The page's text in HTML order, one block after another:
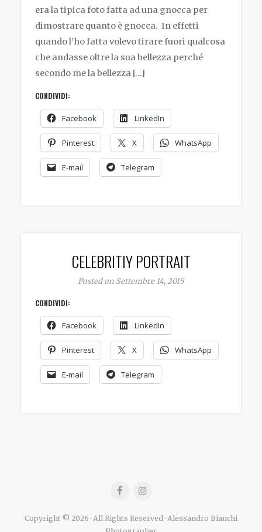
era la tipica foto fatta ad una gnocca per
dimostrare quanto è gnocca. In effetti
quando l’ho fatta volevo tirare fuori qualcosa
che andasse oltre la sua bellezza perché
secondo me la bellezza […]
CONDIVIDI:
Facebook LinkedIn
Pinterest X WhatsApp
E-mail Telegram
CELEBRITIY PORTRAIT
Posted on Settembre 14, 2015
CONDIVIDI:
Facebook LinkedIn
Pinterest X WhatsApp
E-mail Telegram
Copyright © 2026 · All Rights Reserved · Alessandro Bianchi